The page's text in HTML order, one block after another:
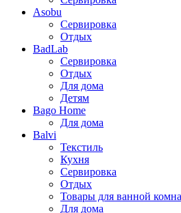
Asobu
Сервировка
Отдых
BadLab
Сервировка
Отдых
Для дома
Детям
Bago Home
Для дома
Balvi
Текстиль
Кухня
Сервировка
Отдых
Товары для ванной
Для дома